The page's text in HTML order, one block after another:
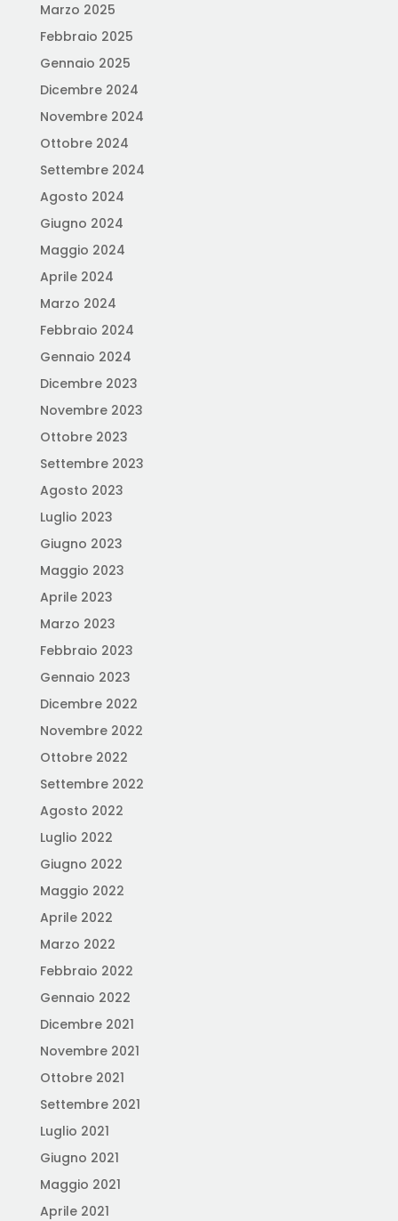
Marzo 2025
Febbraio 2025
Gennaio 2025
Dicembre 2024
Novembre 2024
Ottobre 2024
Settembre 2024
Agosto 2024
Giugno 2024
Maggio 2024
Aprile 2024
Marzo 2024
Febbraio 2024
Gennaio 2024
Dicembre 2023
Novembre 2023
Ottobre 2023
Settembre 2023
Agosto 2023
Luglio 2023
Giugno 2023
Maggio 2023
Aprile 2023
Marzo 2023
Febbraio 2023
Gennaio 2023
Dicembre 2022
Novembre 2022
Ottobre 2022
Settembre 2022
Agosto 2022
Luglio 2022
Giugno 2022
Maggio 2022
Aprile 2022
Marzo 2022
Febbraio 2022
Gennaio 2022
Dicembre 2021
Novembre 2021
Ottobre 2021
Settembre 2021
Luglio 2021
Giugno 2021
Maggio 2021
Aprile 2021